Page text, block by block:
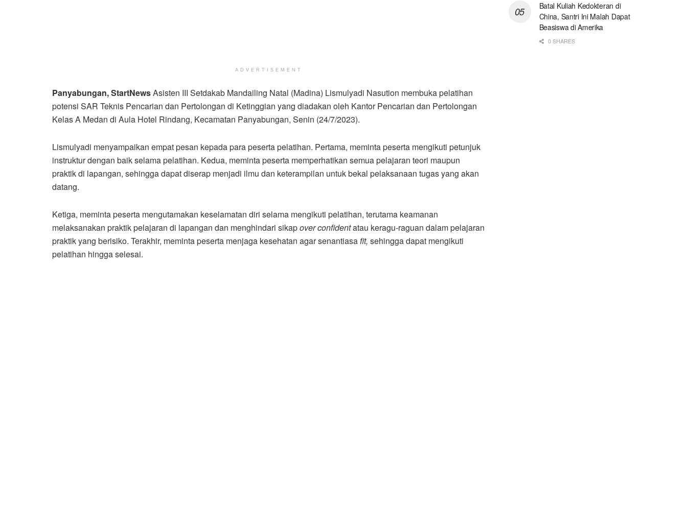
ADVERTISEMENT
Panyabungan, StartNewsAsisten III Setdakab Mandailing Natal (Madina) Lismulyadi Nasution membuka pelatihan
potensi SAR Teknis Pencarian dan Pertolongan di Ketinggian yang diadakan oleh Kantor Pencarian dan Pertolongan
Kelas A Medan di Aula Hotel Rindang, Kecamatan Panyabungan, Senin (24/7/2023).
Lismulyadi menyampaikan empat pesan kepada para peserta pelatihan. Pertama, meminta peserta mengikuti petunjuk
instruktur dengan baik selama pelatihan. Kedua, meminta peserta memperhatikan semua pelajaran teori maupun
praktik di lapangan, sehingga dapat diserap menjadi ilmu dan keterampilan untuk bekal pelaksanaan tugas yang akan
datang.
Ketiga, meminta peserta mengutamakan keselamatan diri selama mengikuti pelatihan, terutama keamanan
melaksanakan praktik pelajaran di lapangan dan menghindari sikapoverconfidentatau keragu-raguan dalam pelajaran
praktik yang berisiko. Terakhir, meminta peserta menjaga kesehatan agar senantiasafit, sehingga dapat mengikuti
pelatihan hingga selesai.
Batal Kuliah Kedokteran di
China, Santri Ini Malah Dapat
Beasiswa di Amerika
0 SHARES